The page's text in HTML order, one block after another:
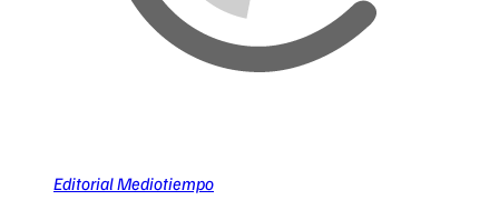
Editorial Mediotiempo